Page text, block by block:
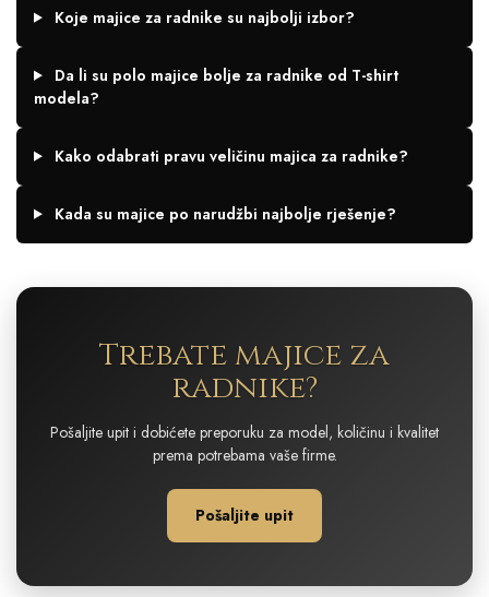
Koje majice za radnike su najbolji izbor?
Da li su polo majice bolje za radnike od T-shirt
modela?
Kako odabrati pravu veličinu majica za radnike?
Kada su majice po narudžbi najbolje rješenje?
Trebate majice za
radnike?
Pošaljite upit i dobićete preporuku za model, količinu i kvalitet
prema potrebama vaše firme.
Pošaljite upit